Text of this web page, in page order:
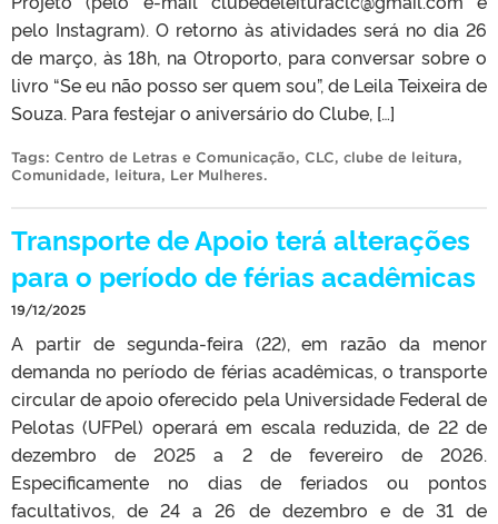
pelo Instagram). O retorno às atividades será no dia 26
de março, às 18h, na Otroporto, para conversar sobre o
livro “Se eu não posso ser quem sou”, de Leila Teixeira de
Souza. Para festejar o aniversário do Clube, […]
Tags: Centro de Letras e Comunicação, CLC, clube de leitura,
Comunidade, leitura, Ler Mulheres.
Transporte de Apoio terá alterações
para o período de férias acadêmicas
19/12/2025
A partir de segunda-feira (22), em razão da menor
demanda no período de férias acadêmicas, o transporte
circular de apoio oferecido pela Universidade Federal de
Pelotas (UFPel) operará em escala reduzida, de 22 de
dezembro de 2025 a 2 de fevereiro de 2026.
Especificamente no dias de feriados ou pontos
facultativos, de 24 a 26 de dezembro e de 31 de